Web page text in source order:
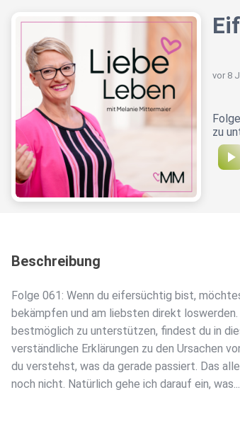
vor 8
zu
Beschreibung
Folge 061: Wenn du eifersüchtig bist,
bekämpfen und am liebsten direkt loswerden.
bestmöglich zu unterstützen, findest du in
verständliche Erklärungen zu den Ursachen
du verstehst, was da gerade passiert. Das
noch nicht. Natürlich gehe ich darauf ein, was...